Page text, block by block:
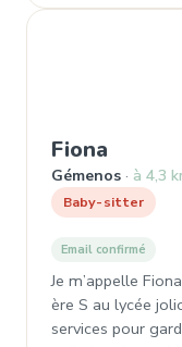
Fiona
Gémenos à 4,3
Baby-sitter
Email confirmé
Je m’appelle
ère S au lycée
services pour